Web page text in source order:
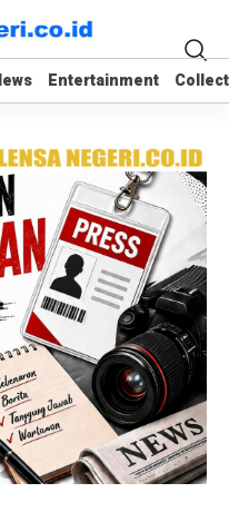
Entertainment
Entertainment